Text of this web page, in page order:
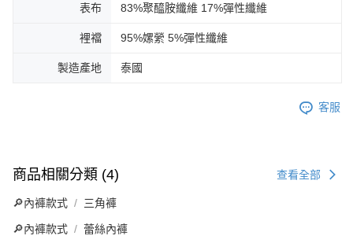
表布 83%聚醯胺纖維 17%彈性纖維
裡襠 95%嫘縈 5%彈性纖維
製造產地 泰國
客服
商品相關分類 (4) 查看全部
🔎內褲款式 三角褲
🔎內褲款式 蕾絲內褲